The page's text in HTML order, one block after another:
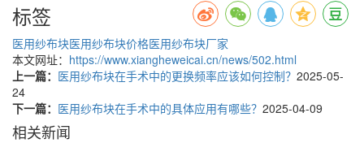
标签
医用纱布块医用纱布块价格医用纱布块厂家
本文网址： https://www.xiangheweicai.cn/news/502.html
上一篇： 医用纱布块在手术中的更换频率应该如何控制？ 2025-05-
24
下一篇： 医用纱布块在手术中的具体应用有哪些？ 2025-04-09
相关新闻